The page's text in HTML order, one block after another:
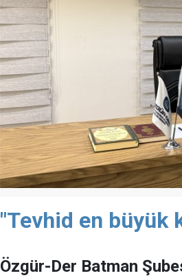
"Tevhid en büyük
Özgür-Der Batman